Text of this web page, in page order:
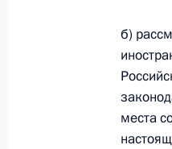
О
26 июля
б)
места